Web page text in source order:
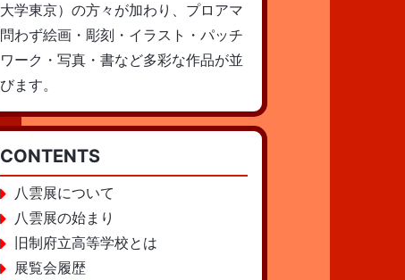
大学東京）の方々が加わり、プロアマ
問わず絵画・彫刻・イラスト・パッチ
ワーク・写真・書など多彩な作品が並
びます。
CONTENTS
八雲展について
八雲展の始まり
旧制府立高等学校とは
展覧会履歴